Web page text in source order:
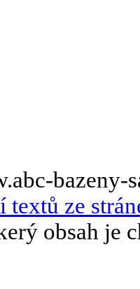
bazeny-
textů ze
obsah je